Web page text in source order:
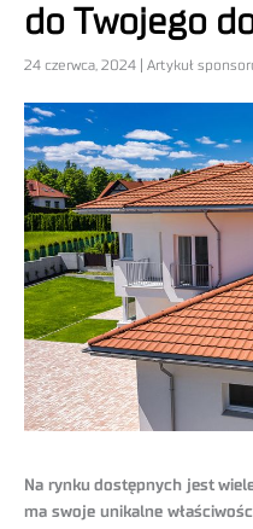
do Twojego
24 czerwca, 2024 | Artykuł
Na rynku dostępnych jest
ma swoje unikalne